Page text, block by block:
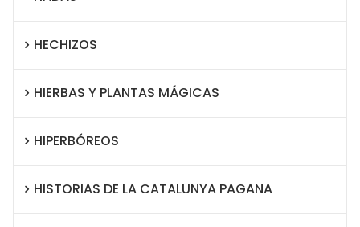
HECHIZOS
HIERBAS Y PLANTAS MÁGICAS
HIPERBÓREOS
HISTORIAS DE LA CATALUNYA PAGANA